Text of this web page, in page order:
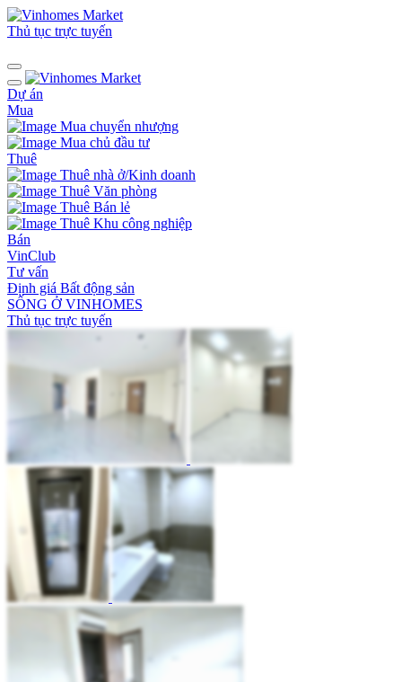
Thủ tục trực tuyến
Dự án
Mua
Mua chuyển nhượng
Mua chủ đầu tư
Thuê
Thuê nhà ở/Kinh doanh
Thuê Văn phòng
Thuê Bán lẻ
Thuê Khu công nghiệp
Bán
VinClub
Tư vấn
Định giá Bất động sản
SỐNG Ở VINHOMES
Thủ tục trực tuyến